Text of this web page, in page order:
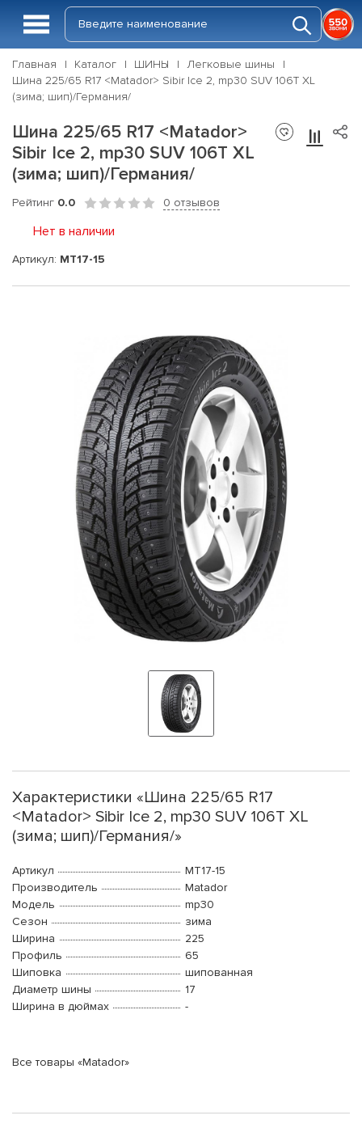
Главная Каталог ШИНЫ
Легковые шины
Шина 225/65 R17 <Matador> Sibir Ice 2, mp30 SUV 106T XL
(зима; шип)/Германия/
Шина 225/65 R17 <Matador>
Sibir Ice 2, mp30 SUV 106T XL
(зима; шип)/Германия/
Рейтинг 0.0 0 отзывов
Нет в наличии
Артикул: MT17-15
Характеристики «Шина 225/65 R17
<Matador> Sibir Ice 2, mp30 SUV 106T XL
(зима; шип)/Германия/»
Артикул
MT17-15
Производитель
Matador
Модель
mp30
Сезон
зима
Ширина
225
Профиль
65
Шиповка
шипованная
Диаметр шины
17
Ширина в дюймах
-
Все товары «Matador»